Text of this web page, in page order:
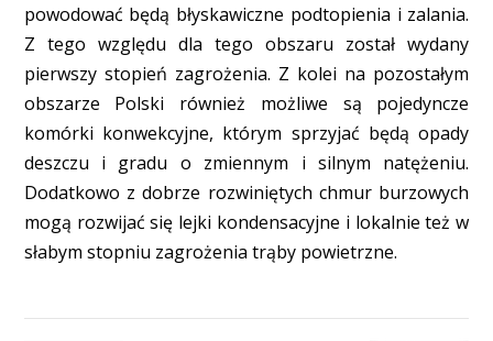
powodować będą błyskawiczne podtopienia i zalania.
Z tego względu dla tego obszaru został wydany
pierwszy stopień zagrożenia. Z kolei na pozostałym
obszarze Polski również możliwe są pojedyncze
komórki konwekcyjne, którym sprzyjać będą opady
deszczu i gradu o zmiennym i silnym natężeniu.
Dodatkowo z dobrze rozwiniętych chmur burzowych
mogą rozwijać się lejki kondensacyjne i lokalnie też w
słabym stopniu zagrożenia trąby powietrzne.